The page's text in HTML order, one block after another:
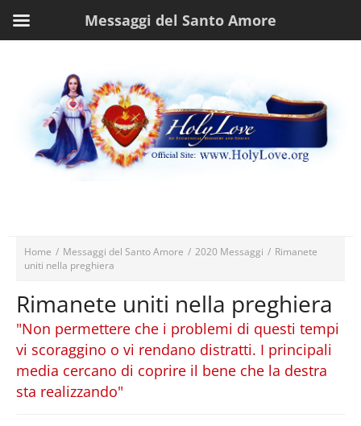
Home / Messaggi del Santo Amore / 2020 Messaggi / Rimanete
uniti nella preghiera
Rimanete uniti nella preghiera
"Non permettere che i problemi di questi tempi
vi scoraggino o vi rendano distratti. I principali
media cercano di coprire il bene che la destra
sta realizzando"
Messaggi del Santo Amore